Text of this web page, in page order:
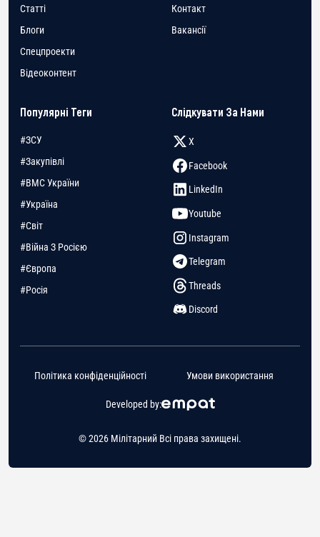
Статті
Блоги
Спецпроекти
Відеоконтент
Контакт
Вакансії
Популярні Теги
#ЗСУ
#Закупівлі
#ВМС України
#Україна
#Світ
#Війна З Росією
#Європа
#Росія
Слідкувати За Нами
X
Facebook
LinkedIn
Youtube
Instagram
Telegram
Threads
Discord
© 2026 Мілітарний Всі права захищені.
Developed by:
Політика конфіденційності Умови використання